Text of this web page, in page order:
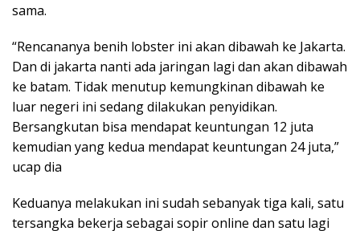
sama.
“Rencananya benih lobster ini akan dibawah ke Jakarta.
Dan di jakarta nanti ada jaringan lagi dan akan dibawah
ke batam. Tidak menutup kemungkinan dibawah ke
luar negeri ini sedang dilakukan penyidikan.
Bersangkutan bisa mendapat keuntungan 12 juta
kemudian yang kedua mendapat keuntungan 24 juta,”
ucap dia
Keduanya melakukan ini sudah sebanyak tiga kali, satu
tersangka bekerja sebagai sopir online dan satu lagi